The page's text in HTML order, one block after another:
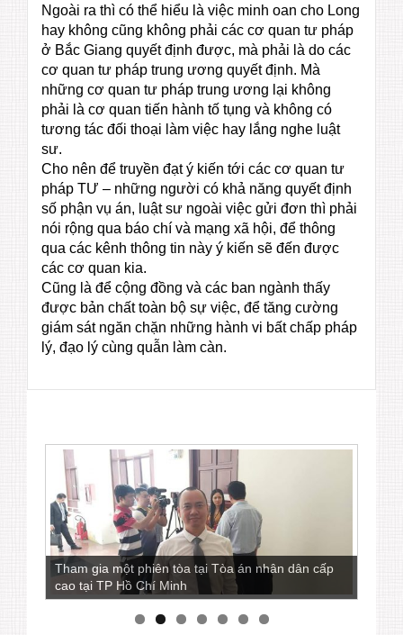
Ngoài ra thì có thể hiểu là việc minh oan cho Long
hay không cũng không phải các cơ quan tư pháp
ở Bắc Giang quyết định được, mà phải là do các
cơ quan tư pháp trung ương quyết định. Mà
những cơ quan tư pháp trung ương lại không
phải là cơ quan tiến hành tố tụng và không có
tương tác đối thoại làm việc hay lắng nghe luật
sư.
Cho nên để truyền đạt ý kiến tới các cơ quan tư
pháp TƯ – những người có khả năng quyết định
số phận vụ án, luật sư ngoài việc gửi đơn thì phải
nói rộng qua báo chí và mạng xã hội, để thông
qua các kênh thông tin này ý kiến sẽ đến được
các cơ quan kia.
Cũng là để cộng đồng và các ban ngành thấy
được bản chất toàn bộ sự việc, để tăng cường
giám sát ngăn chặn những hành vi bất chấp pháp
lý, đạo lý cùng quẫn làm càn.
Tham gia một phiên tòa tại Tòa án nhân dân cấp
cao tại TP Hồ Chí Minh